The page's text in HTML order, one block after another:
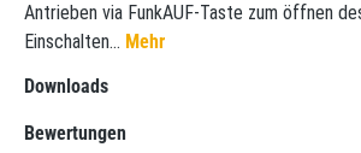
Antrieben via FunkAUF-Taste zum öffnen
Einschalten… Mehr
Downloads
Bewertungen